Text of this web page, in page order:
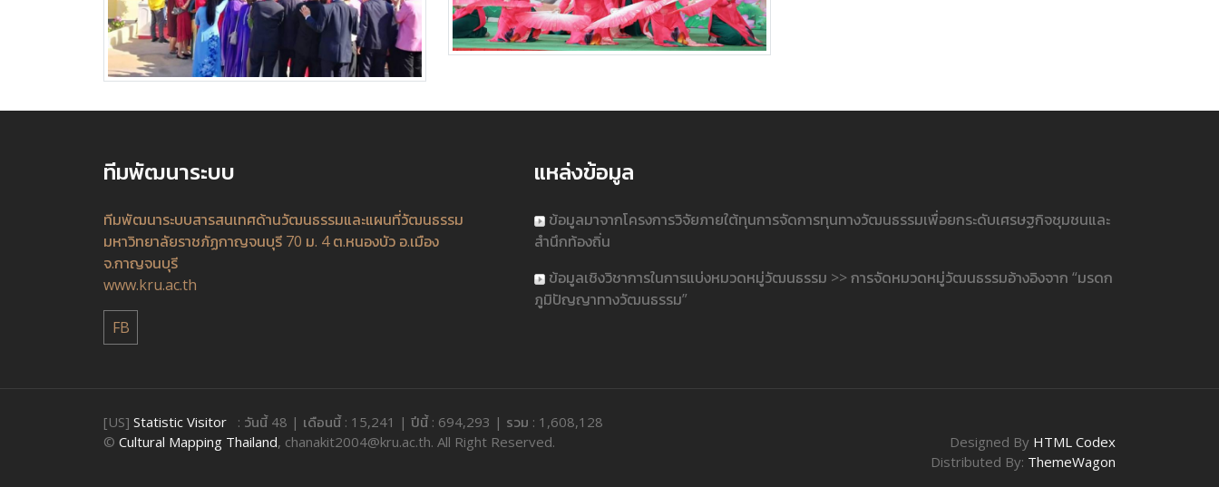
ทีมพัฒนาระบบ
ทีมพัฒนาระบบสารสนเทศด้านวัฒนธรรมและแผนที่วัฒนธรรม
มหาวิทยาลัยราชภัฏกาญจนบุรี 70 ม. 4 ต.หนองบัว อ.เมือง
จ.กาญจนบุรี
www.kru.ac.th
FB
แหล่งข้อมูล
ข้อมูลมาจากโครงการวิจัยภายใต้ทุนการจัดการทุนทางวัฒนธรรมเพื่อยกระดับเศรษฐกิจชุมชนและ
สำนึกท้องถิ่น
ข้อมูลเชิงวิชาการในการแบ่งหมวดหมู่วัฒนธรรม >> การจัดหมวดหมู่วัฒนธรรมอ้างอิงจาก “มรดก
ภูมิปัญญาทางวัฒนธรรม”
[US] Statistic Visitor : วันนี้ 48 | เดือนนี้ : 15,241 | ปีนี้ : 694,293 | รวม : 1,608,128
© Cultural Mapping Thailand, chanakit2004@kru.ac.th. All Right Reserved. Designed By HTML Codex
Distributed By: ThemeWagon